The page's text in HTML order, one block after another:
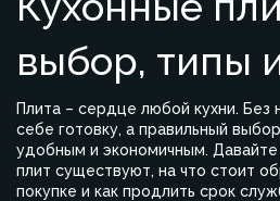
выбор, типы
Плита – сердце любой кухни. Без
себе готовку, а правильный
удобным и экономичным.
плит существуют, на что стоит
покупке и как продлить срок